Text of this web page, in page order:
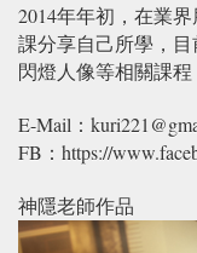
2014年年初，在業
課分享自己所學，目
閃燈人像等相關課程
E-Mail：
FB：https://
神隱老師作品